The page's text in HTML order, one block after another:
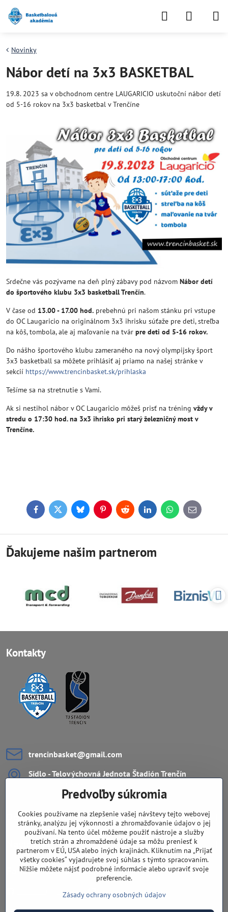
Novinky
Nábor detí na 3x3 BASKETBAL
19.8. 2023 sa v obchodnom centre LAUGARICIO uskutoční nábor detí
od 5-16 rokov na 3x3 basketbal v Trenčíne
Srdečne vás pozývame na deň plný zábavy pod názvom Nábor detí
do športového klubu 3x3 basketball Trenčín.
V čase od 13.00 - 17.00 hod. prebehnú pri našom stánku pri vstupe
do OC Laugaricio na originálnom 3x3 ihrisku súťaže pre deti, streľba
na kôš, tombola, ale aj maľovanie na tvár pre deti od 5-16 rokov.
Do nášho športového klubu zameraného na nový olympijsky šport
3x3 basketball sa môžete prihlásiť aj priamo na našej stránke v
sekcií https://www.trencinbasket.sk/prihlaska
Tešíme sa na stretnutie s Vami.
Ak si nestihol nábor v OC Laugaricio môžeš prisť na tréning vždy v
stredu o 17:30 hod. na 3x3 ihrisko pri starý železničný most v
Trenčíne.
FacebookTwitterBlueskyPinterestReddit LinkedInWhatsApp
E-
mail
Ďakujeme našim partnerom
Kontakty
trencinbasket​@gmail​.com
Sídlo - Telovýchovná Jednota Štadión Trenčín
911 08 Trenčín
Dôležité odkazy
Navigácia
Fandíte nám aj na sieťach?
Instagram Youtube
Predvoľby súkromia
Cookies používame na zlepšenie vašej návštevy tejto webovej
stránky, analýzu jej výkonnosti a zhromažďovanie údajov o jej
používaní. Na tento účel môžeme použiť nástroje a služby
tretích strán a zhromaždené údaje sa môžu preniesť k
partnerom v EÚ, USA alebo iných krajinách. Kliknutím na „Prijať
všetky cookies“ vyjadrujete svoj súhlas s týmto spracovaním.
Nižšie môžete nájsť podrobné informácie alebo upraviť svoje
preferencie.
Zásady ochrany osobných údajov